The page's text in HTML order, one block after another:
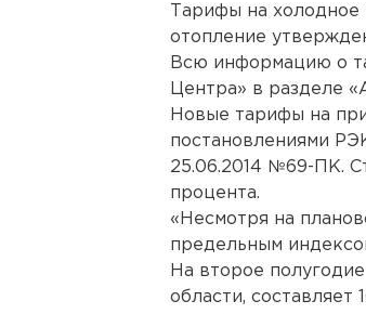
Тарифы на
отопление
Всю информацию о
Центра» в разделе
Новые тарифы на
постановлениями
25.06.2014 №69-ПК.
процента.
«Несмотря на
предельным
На второе
области, составляет